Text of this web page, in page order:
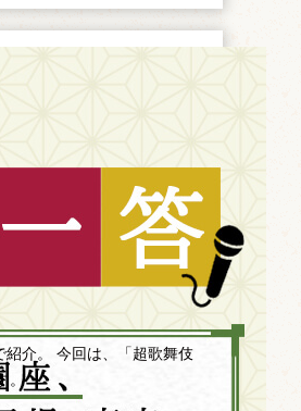
介。 今回は、「超歌舞伎
。